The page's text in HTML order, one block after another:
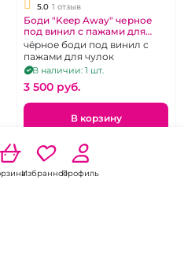
5.0 1 отзыв
Боди "Keep Away" черное
под винил с пажами для
чулок на молнии 40-42
чёрное боди под винил с
пажами для чулок
В наличии: 1 шт.
3 500 pуб.
В корзину
ИзбранноеПрофиль